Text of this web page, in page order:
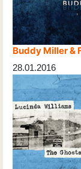
Buddy Miller &
28.01.2016